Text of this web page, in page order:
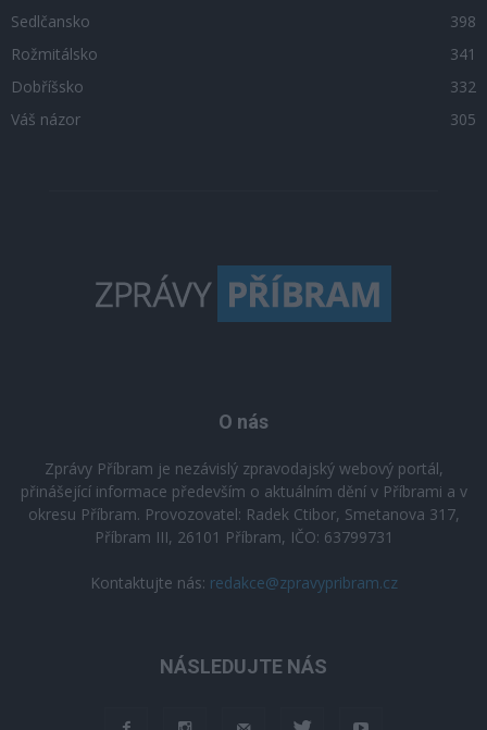
Sedlčansko
398
Rožmitálsko
341
Dobříšsko
332
Váš názor
305
O nás
Zprávy Příbram je nezávislý zpravodajský webový portál,
přinášející informace především o aktuálním dění v Příbrami a v
okresu Příbram. Provozovatel: Radek Ctibor, Smetanova 317,
Příbram III, 26101 Příbram, IČO: 63799731
Kontaktujte nás: redakce@zpravypribram.cz
NÁSLEDUJTE NÁS